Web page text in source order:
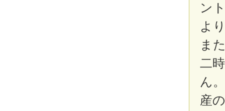
ン
よ
ま
二
ん
産